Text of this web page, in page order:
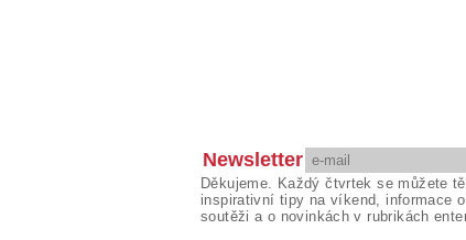
Newsletter
Děkujeme. Každý čtvrtek se můžete
inspirativní tipy na víkend, informace
soutěži a o novinkách v rubrikách